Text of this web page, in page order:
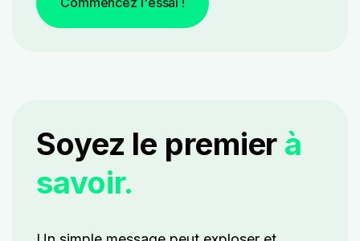
Soyez le premier à
savoir.